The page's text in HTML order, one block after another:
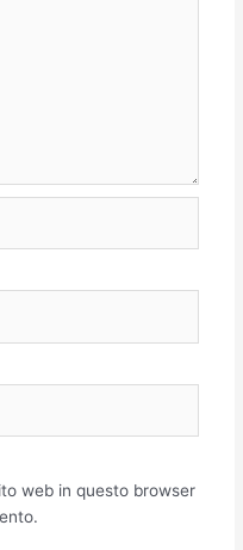
web in questo browser